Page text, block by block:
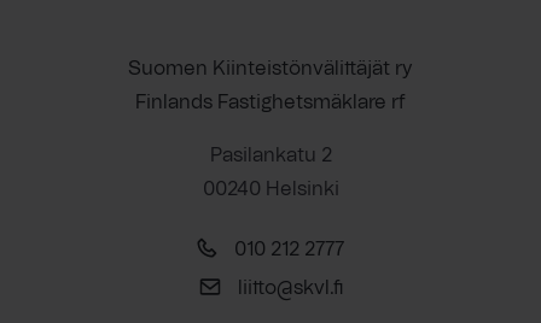
Suomen Kiinteistönvälittäjät ry
Finlands Fastighetsmäklare rf
Pasilankatu 2
00240 Helsinki
010 212 2777
liitto@skvl.fi